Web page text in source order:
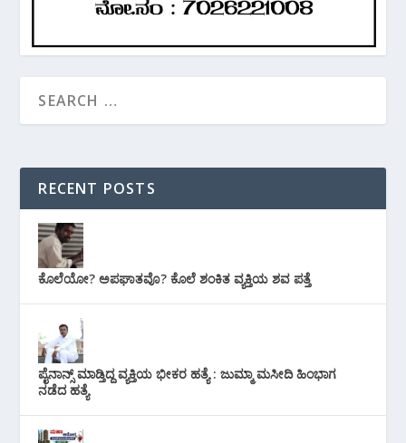
RECENT POSTS
ಕೊಲೆಯೋ? ಅಪಘಾತವೊ? ಕೊಲೆ ಶಂಕಿತ ವ್ಯಕ್ತಿಯ ಶವ ಪತ್ತೆ
ಪೈನಾನ್ಸ್ ಮಾಡ್ತಿದ್ದ ವ್ಯಕ್ತಿಯ ಭೀಕರ‌ ಹತ್ಯೆ : ಜುಮ್ಮಾ ಮಸೀದಿ ಹಿಂಭಾಗ
ನಡೆದ ಹತ್ಯೆ